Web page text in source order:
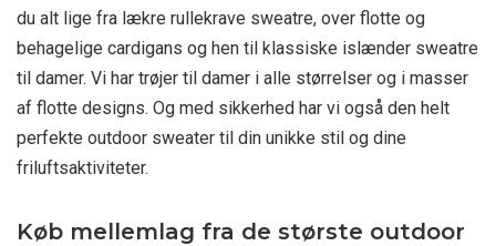
du alt lige fra lækre rullekrave sweatre, over flotte og
behagelige cardigans og hen til klassiske islænder sweatre
til damer. Vi har trøjer til damer i alle størrelser og i masser
af flotte designs. Og med sikkerhed har vi også den helt
perfekte outdoor sweater til din unikke stil og dine
friluftsaktiviteter.
Køb mellemlag fra de største outdoor